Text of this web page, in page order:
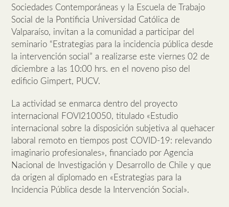
Sociedades Contemporáneas y la Escuela de Trabajo
Social de la Pontificia Universidad Católica de
Valparaíso, invitan a la comunidad a participar del
seminario “Estrategias para la incidencia pública desde
la intervención social” a realizarse este viernes 02 de
diciembre a las 10:00 hrs. en el noveno piso del
edificio Gimpert, PUCV.
La actividad se enmarca dentro del proyecto
internacional FOVI210050, titulado «Estudio
internacional sobre la disposición subjetiva al quehacer
laboral remoto en tiempos post COVID-19: relevando
imaginario profesionales», financiado por Agencia
Nacional de Investigación y Desarrollo de Chile y que
da origen al diplomado en «Estrategias para la
Incidencia Pública desde la Intervención Social».